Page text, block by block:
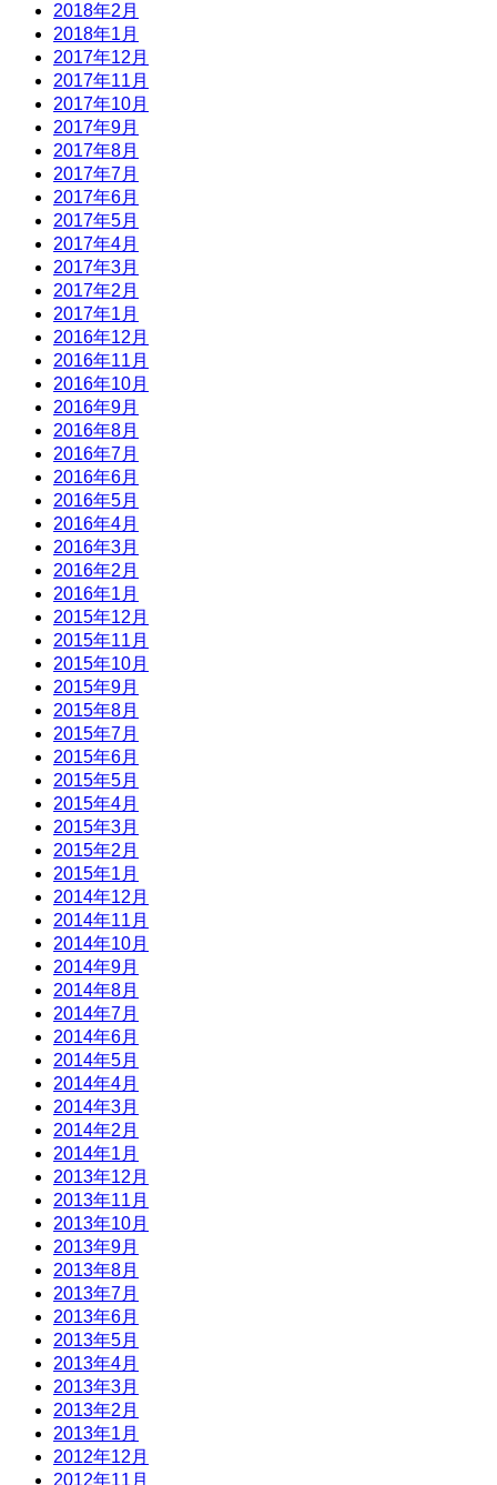
2018年2月
2018年1月
2017年12月
2017年11月
2017年10月
2017年9月
2017年8月
2017年7月
2017年6月
2017年5月
2017年4月
2017年3月
2017年2月
2017年1月
2016年12月
2016年11月
2016年10月
2016年9月
2016年8月
2016年7月
2016年6月
2016年5月
2016年4月
2016年3月
2016年2月
2016年1月
2015年12月
2015年11月
2015年10月
2015年9月
2015年8月
2015年7月
2015年6月
2015年5月
2015年4月
2015年3月
2015年2月
2015年1月
2014年12月
2014年11月
2014年10月
2014年9月
2014年8月
2014年7月
2014年6月
2014年5月
2014年4月
2014年3月
2014年2月
2014年1月
2013年12月
2013年11月
2013年10月
2013年9月
2013年8月
2013年7月
2013年6月
2013年5月
2013年4月
2013年3月
2013年2月
2013年1月
2012年12月
2012年11月